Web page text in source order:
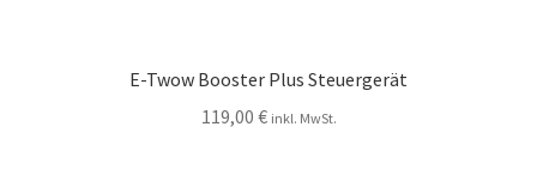
E-Twow Booster Plus Steuergerät
119,00 € inkl. MwSt.